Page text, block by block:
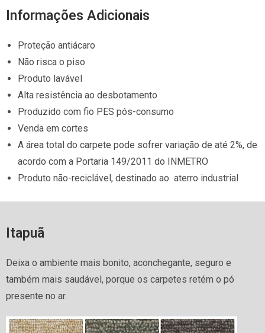
Informações Adicionais
Proteção antiácaro
Não risca o piso
Produto lavável
Alta resistência ao desbotamento
Produzido com fio PES pós-consumo
Venda em cortes
A área total do carpete pode sofrer variação de até 2%, de
acordo com a Portaria 149/2011 do INMETRO
Produto não-reciclável, destinado ao aterro industrial
Itapuã
Deixa o ambiente mais bonito, aconchegante, seguro e
também mais saudável, porque os carpetes retém o pó
presente no ar.